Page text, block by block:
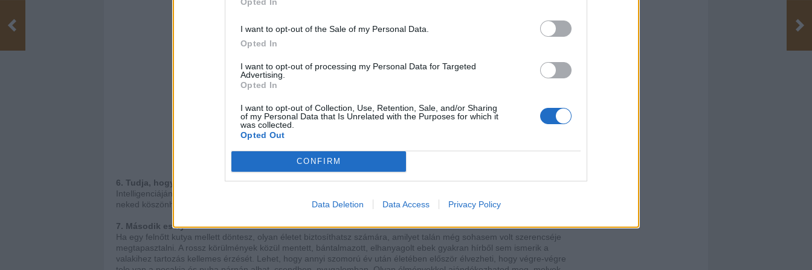
I want to opt-out of the Sale of my Personal Data.
Opted In
I want to opt-out of processing my Personal Data for Targeted
Advertising.
Opted In
I want to opt-out of Collection, Use, Retention, Sale, and/or Sharing
of my Personal Data that Is Unrelated with the Purposes for which it
was collected.
Opted Out
CONFIRM
Data Deletion Data Access Privacy Policy
Ez az idős kutya megvárta, míg megszületett gazdái kislánya
Fotó: facebook.com/FAACAC/
6. Tudja, hogy megmentetted
Intelligenciájának köszönhetően pontosan érti, mi történik vele, mikor kihozod a menhelyről. Egyszerűen tudja, hogy
neked köszönheti életét. Szabadulásáért cserébe pedig rengeteg kedvességet és szeretetet hoz majd életedbe.
7. Második esély
Ha egy felnőtt kutya mellett döntesz, olyan életet biztosíthatsz számára, amilyet talán még sohasem volt szerencséje
megtapasztalni. A rossz körülmények közül mentett, bántalmazott, elhanyagolt ebek gyakran hírből sem ismerik a
valakihez tartozás kellemes érzését. Lehet, hogy annyi szomorú év után életében először élvezheti, hogy végre-végre